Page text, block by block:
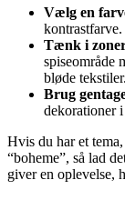
Vælg en
Tænk i
spiseområde
bløde tekstiler.
Brug
dekorationer
Hvis du har et
“boheme”, så lad
giver en oplevelse,